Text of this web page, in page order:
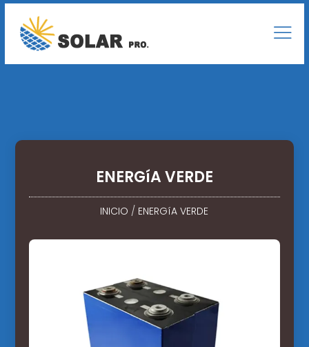
ENERGíA VERDE
INICIO / ENERGíA VERDE